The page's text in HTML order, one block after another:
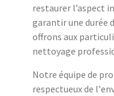
restaurer l’aspect
garantir une durée
offrons aux
nettoyage
Notre équipe de
respectueux de